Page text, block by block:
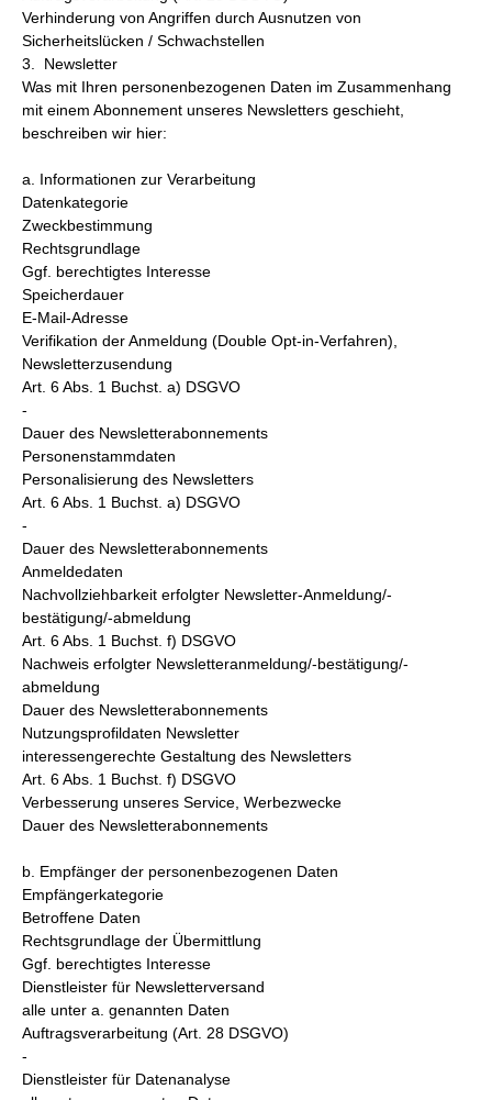
Verhinderung von Angriffen durch Ausnutzen von
Sicherheitslücken / Schwachstellen
3. Newsletter
Was mit Ihren personenbezogenen Daten im Zusammenhang
mit einem Abonnement unseres Newsletters geschieht,
beschreiben wir hier:
a. Informationen zur Verarbeitung
Datenkategorie
Zweckbestimmung
Rechtsgrundlage
Ggf. berechtigtes Interesse
Speicherdauer
E-Mail-Adresse
Verifikation der Anmeldung (Double Opt-in-Verfahren),
Newsletterzusendung
Art. 6 Abs. 1 Buchst. a) DSGVO
-
Dauer des Newsletterabonnements
Personenstammdaten
Personalisierung des Newsletters
Art. 6 Abs. 1 Buchst. a) DSGVO
-
Dauer des Newsletterabonnements
Anmeldedaten
Nachvollziehbarkeit erfolgter Newsletter-Anmeldung/-
bestätigung/-abmeldung
Art. 6 Abs. 1 Buchst. f) DSGVO
Nachweis erfolgter Newsletteranmeldung/-bestätigung/-
abmeldung
Dauer des Newsletterabonnements
Nutzungsprofildaten Newsletter
interessengerechte Gestaltung des Newsletters
Art. 6 Abs. 1 Buchst. f) DSGVO
Verbesserung unseres Service, Werbezwecke
Dauer des Newsletterabonnements
b. Empfänger der personenbezogenen Daten
Empfängerkategorie
Betroffene Daten
Rechtsgrundlage der Übermittlung
Ggf. berechtigtes Interesse
Dienstleister für Newsletterversand
alle unter a. genannten Daten
Auftragsverarbeitung (Art. 28 DSGVO)
-
Dienstleister für Datenanalyse